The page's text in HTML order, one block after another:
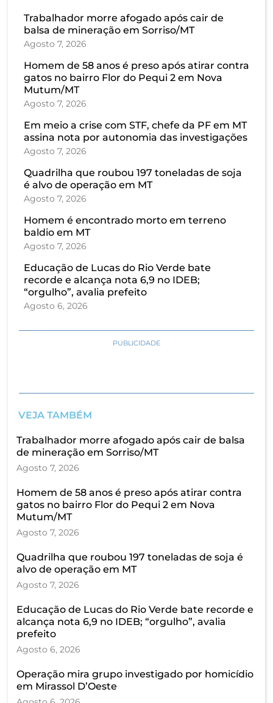
Trabalhador morre afogado após cair de
balsa de mineração em Sorriso/MT
Agosto 7, 2026
Homem de 58 anos é preso após atirar contra
gatos no bairro Flor do Pequi 2 em Nova
Mutum/MT
Agosto 7, 2026
Em meio a crise com STF, chefe da PF em MT
assina nota por autonomia das investigações
Agosto 7, 2026
Quadrilha que roubou 197 toneladas de soja
é alvo de operação em MT
Agosto 7, 2026
Homem é encontrado morto em terreno
baldio em MT
Agosto 7, 2026
Educação de Lucas do Rio Verde bate
recorde e alcança nota 6,9 no IDEB;
“orgulho”, avalia prefeito
Agosto 6, 2026
PUBLICIDADE
VEJA TAMBÉM
Trabalhador morre afogado após cair de balsa
de mineração em Sorriso/MT
Agosto 7, 2026
Homem de 58 anos é preso após atirar contra
gatos no bairro Flor do Pequi 2 em Nova
Mutum/MT
Agosto 7, 2026
Quadrilha que roubou 197 toneladas de soja é
alvo de operação em MT
Agosto 7, 2026
Educação de Lucas do Rio Verde bate recorde e
alcança nota 6,9 no IDEB; “orgulho”, avalia
prefeito
Agosto 6, 2026
Operação mira grupo investigado por homicídio
em Mirassol D’Oeste